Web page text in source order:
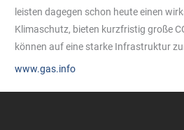
leisten dagegen schon heute einen
Klimaschutz, bieten kurzfristig große
können auf eine starke Infrastruktur
www.gas.info